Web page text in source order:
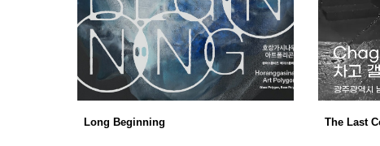
Long Beginning The Last